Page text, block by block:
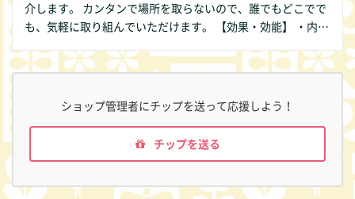
介します。 カンタンで場所を取らないので、誰でもどこでで
も、気軽に取り組んでいただけます。 【効果・効能】 ・内臓
る ・気血の流れを良くする コロナ禍でも自宅でできる健康法
ショップ管理者にチップを送って応援しよう！
チップを送る